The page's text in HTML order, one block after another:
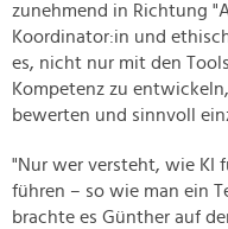
zunehmend in Richtung
Koordinator:in und
es, nicht nur mit den
Kompetenz zu
bewerten und sinnvoll
"Nur wer versteht, wie KI
führen – so wie man ein
brachte es Günther auf